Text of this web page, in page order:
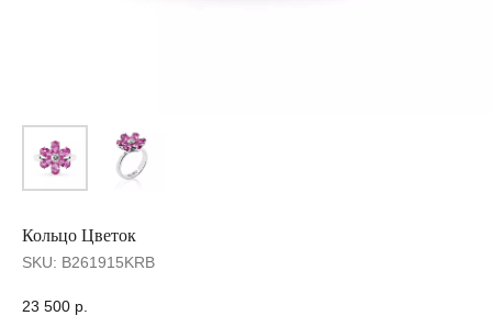
Кольцо Цветок
SKU: B261915KRB
23 500 р.